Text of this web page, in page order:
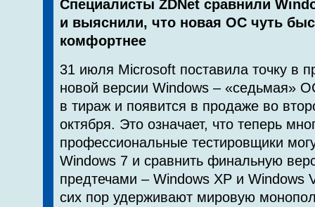
Специалисты ZDNet сравнили
и выяснили, что новая ОС чуть
комфортнее
31 июля Microsoft поставила точку в
новой версии Windows – «седьмая»
в тираж и появится в продаже во
октября. Это означает, что теперь
профессиональные тестировщики
Windows 7 и сравнить финальную
предтечами – Windows XP и Windows
сих пор удерживают мировую